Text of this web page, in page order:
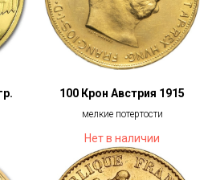
100 Крон Австрия 1915
мелкие потертости
Нет в наличии